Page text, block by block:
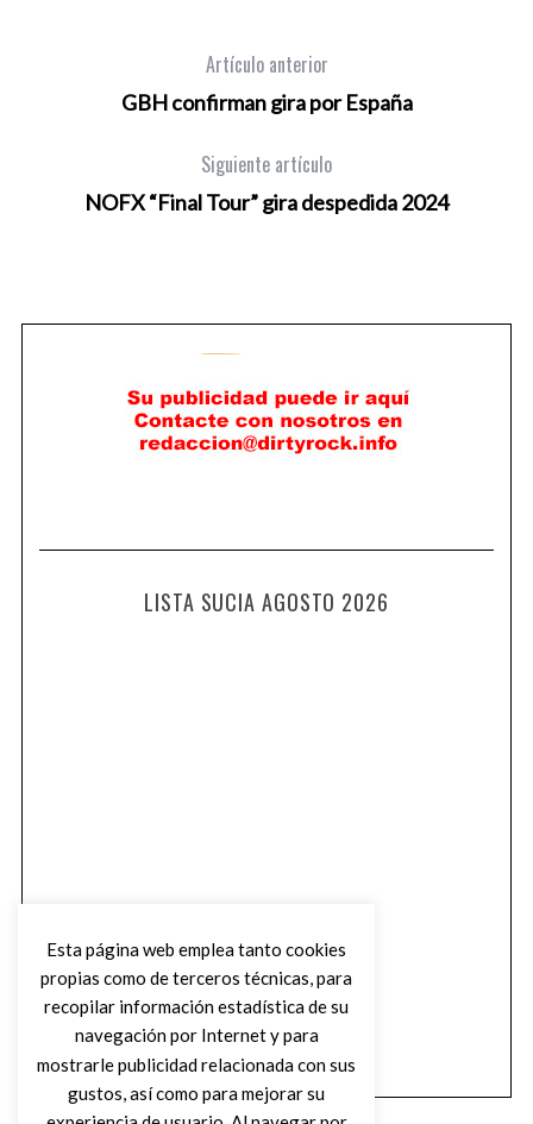
Artículo anterior
GBH confirman gira por España
Siguiente artículo
NOFX “Final Tour” gira despedida 2024
LISTA SUCIA AGOSTO 2026
Esta página web emplea tanto cookies
propias como de terceros técnicas, para
recopilar información estadística de su
navegación por Internet y para
mostrarle publicidad relacionada con sus
gustos, así como para mejorar su